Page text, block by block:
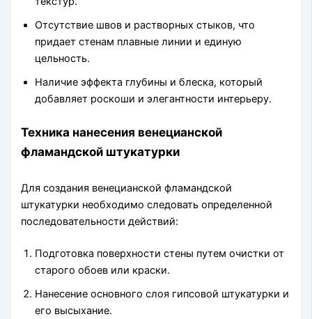
Отсутствие швов и растворных стыков, что
придает стенам плавные линии и единую
цельность.
Наличие эффекта глубины и блеска, который
добавляет роскоши и элегантности интерьеру.
Техника нанесения венецианской
фламандской штукатурки
Для создания венецианской фламандской
штукатурки необходимо следовать определенной
последовательности действий:
Подготовка поверхности стены путем очистки от
старого обоев или краски.
Нанесение основного слоя гипсовой штукатурки и
его высыхание.